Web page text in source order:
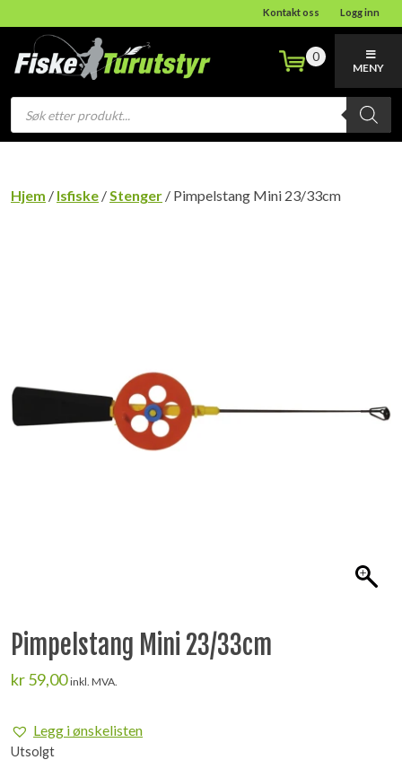
Kontakt oss Logg inn
Products
search
0
MENY
Hjem / Isfiske /Stenger / Pimpelstang Mini 23/33cm
Pimpelstang Mini 23/33cm
kr59,00 inkl. MVA.
Legg i ønskelisten
Utsolgt